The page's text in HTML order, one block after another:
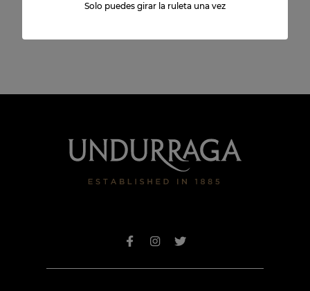
Disponible para todo Chile
Solo puedes girar la ruleta una vez